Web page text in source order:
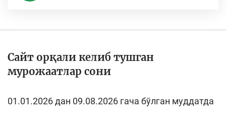
Сайт орқали келиб тушган
мурожаатлар сони
01.01.2026 дан 09.08.2026 гача бўлган муддатда